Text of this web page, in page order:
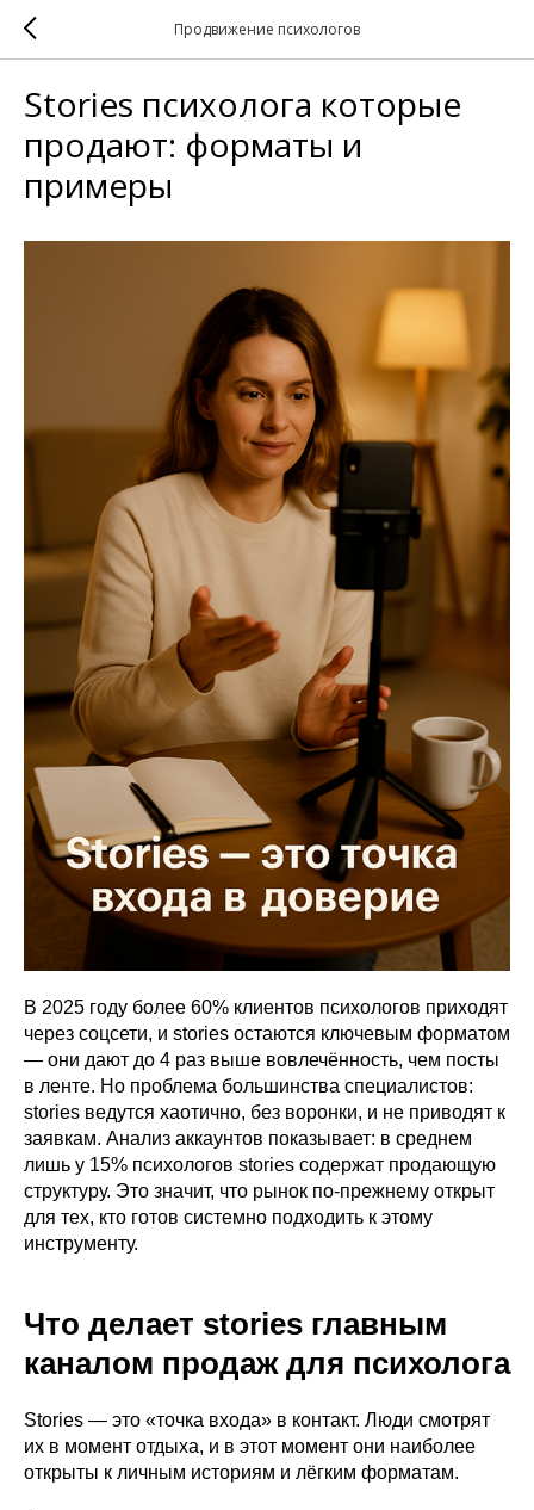
Продвижение психологов
Stories психолога которые
продают: форматы и
примеры
В 2025 году более 60% клиентов психологов приходят
через соцсети, и stories остаются ключевым форматом
— они дают до 4 раз выше вовлечённость, чем посты
в ленте. Но проблема большинства специалистов:
stories ведутся хаотично, без воронки, и не приводят к
заявкам. Анализ аккаунтов показывает: в среднем
лишь у 15% психологов stories содержат продающую
структуру. Это значит, что рынок по-прежнему открыт
для тех, кто готов системно подходить к этому
инструменту.
Что делает stories главным
каналом продаж для психолога
Stories — это «точка входа» в контакт. Люди смотрят
их в момент отдыха, и в этот момент они наиболее
открыты к личным историям и лёгким форматам.